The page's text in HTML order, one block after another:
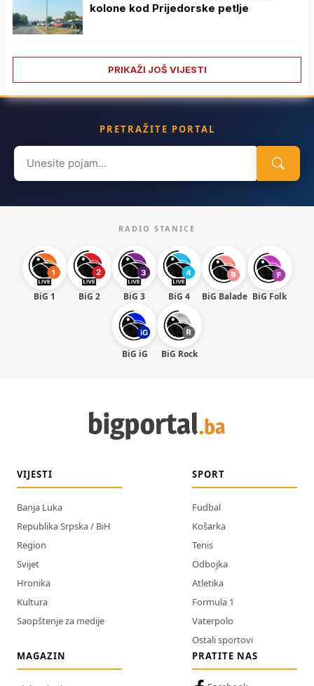
kolone kod Prijedorske petlje
PRIKAŽI JOŠ VIJESTI
PRETRAŽITE PORTAL
Search
for:
RADIO STANICE
BiG 1 BiG 2 BiG 3 BiG 4 BiG Balade BiG Folk
BiG iG BiG Rock
VIJESTI
Banja Luka
Republika Srpska / BiH
Region
Svijet
Hronika
Kultura
Saopštenje za medije
SPORT
Fudbal
Košarka
Tenis
Odbojka
Atletika
Formula 1
Vaterpolo
Ostali sportovi
MAGAZIN
PRATITE NAS